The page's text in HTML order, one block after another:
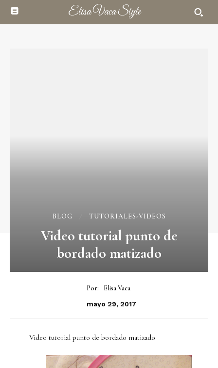
Elisa Vaca Style
BLOG TUTORIALES-VIDEOS
Video tutorial punto de
bordado matizado
Por: Elisa Vaca
mayo 29, 2017
Video tutorial punto de bordado matizado